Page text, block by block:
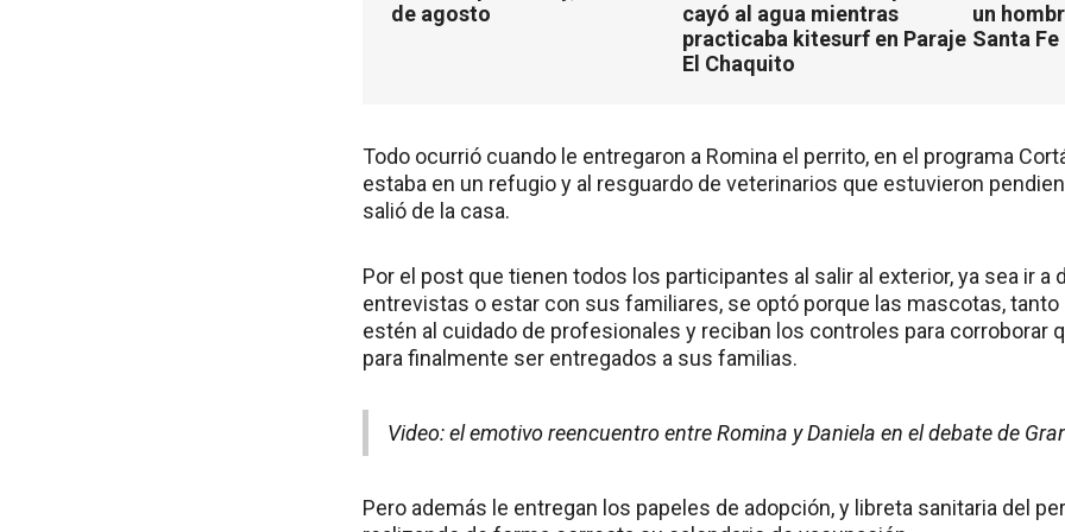
de agosto
cayó al agua mientras
practicaba kitesurf en Paraje
El Chaquito
un
Santa Fe
Todo ocurrió cuando le entregaron a Romina el perrito, en el programa
estaba en un refugio y al resguardo de veterinarios que estuvieron
salió de la casa.
Por el post que tienen todos los participantes al salir al exterior, ya sea ir a
entrevistas o estar con sus familiares, se optó porque las mascotas, tanto
estén al cuidado de profesionales y reciban los controles para corroborar
para finalmente ser entregados a sus familias.
Video: el emotivo reencuentro entre Romina y Daniela en el debate de
Pero además le entregan los papeles de adopción, y libreta sanitaria del